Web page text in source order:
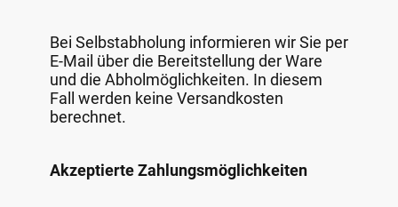
Bei Selbstabholung informieren wir Sie per
E-Mail über die Bereitstellung der Ware
und die Abholmöglichkeiten. In diesem
Fall werden keine Versandkosten
berechnet.
Akzeptierte Zahlungsmöglichkeiten